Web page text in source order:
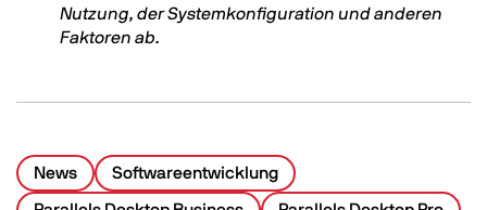
Nutzung, der Systemkonfiguration und anderen
Faktoren ab.
News Softwareentwicklung